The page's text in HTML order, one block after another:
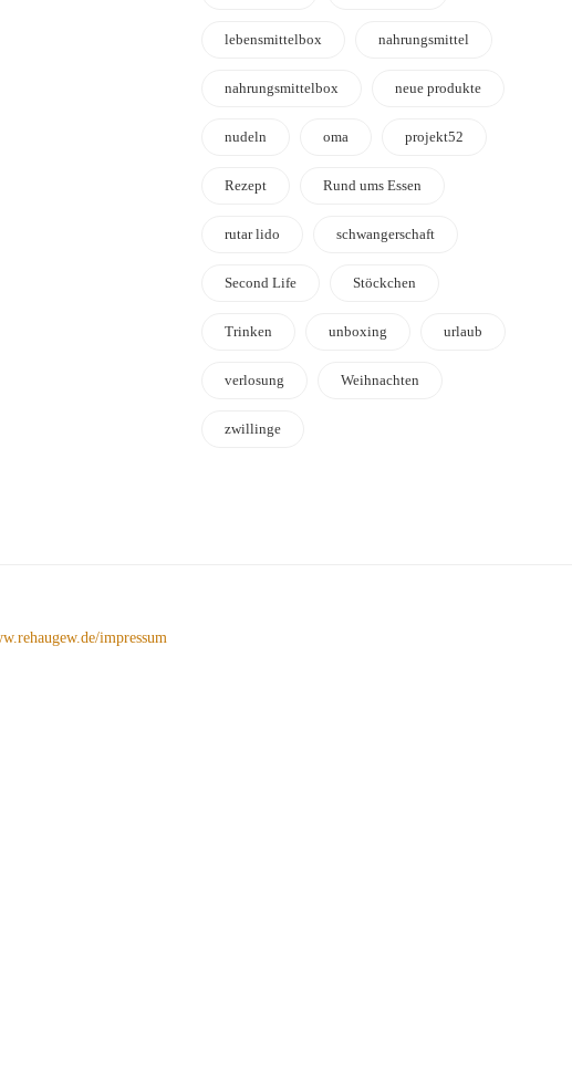
lebensmittelbox nahrungsmittel
nahrungsmittelbox neue produkte
nudeln oma projekt52
Rezept Rund ums Essen
rutar lido schwangerschaft
Second Life Stöckchen
Trinken unboxing urlaub
verlosung Weihnachten
zwillinge
impressum